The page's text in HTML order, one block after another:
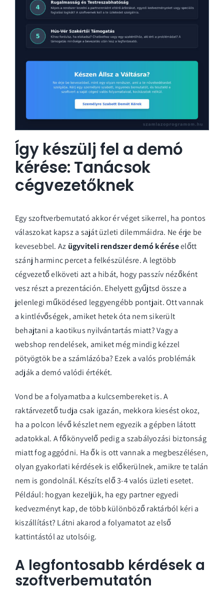
Így készülj fel a demó
kérése: Tanácsok
cégvezetőknek
Egy szoftverbemutató akkor ér véget sikerrel, ha pontos
válaszokat kapsz a saját üzleti dilemmáidra. Ne érje be
kevesebbel. Az ügyviteli rendszer demó kéréseelőtt
szánj harminc percet a felkészülésre. A legtöbb
cégvezető elköveti azt a hibát, hogy passzív nézőként
vesz részt a prezentáción. Ehelyett gyűjtsd össze a
jelenlegi működésed leggyengébb pontjait. Ott vannak
a kintlévőségek, amiket hetek óta nem sikerült
behajtani a kaotikus nyilvántartás miatt? Vagy a
webshop rendelések, amiket még mindig kézzel
pötyögtök be a számlázóba? Ezek a valós problémák
adják a demó valódi értékét.
Vond be a folyamatba a kulcsembereket is. A
raktárvezető tudja csak igazán, mekkora kiesést okoz,
ha a polcon lévő készlet nem egyezik a gépben látott
adatokkal. A főkönyvelő pedig a szabályozási biztonság
miatt fog aggódni. Ha ők is ott vannak a megbeszélésen,
olyan gyakorlati kérdések is előkerülnek, amikre te talán
nem is gondolnál. Készíts elő 3-4 valós üzleti esetet.
Például: hogyan kezeljük, ha egy partner egyedi
kedvezményt kap, de több különböző raktárból kéri a
kiszállítást? Látni akarod a folyamatot az első
kattintástól az utolsóig.
A legfontosabb kérdések a
szoftverbemutatón